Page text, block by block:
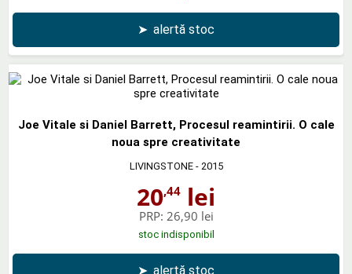
➤ alertă stoc
Joe Vitale si Daniel Barrett, Procesul reamintirii. O cale
noua spre creativitate
LIVINGSTONE- 2015
20,44 lei
PRP: 26,90 lei
stoc indisponibil
➤ alertă stoc